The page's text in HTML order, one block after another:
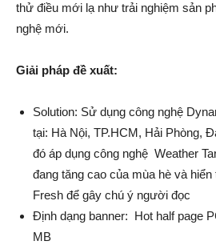
thử điều mới lạ như trải nghiệm sản
nghệ mới.
Giải pháp đề xuất:
Solution: Sử dụng công nghệ
tại: Hà Nội, TP.HCM, Hải Phòng,
đó áp dụng công nghệ Weather
đang tăng cao của mùa hè và
Fresh để gây chú ý người đọc
Định dạng banner: Hot half page
MB